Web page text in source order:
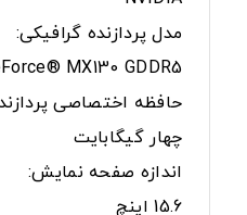
مدل پردازنده گرافیکی:
MX130 GDDR5
حافظه اختصاصی
چهار گیگابایت
اندازه صفحه نمایش:
15.6 اینچ